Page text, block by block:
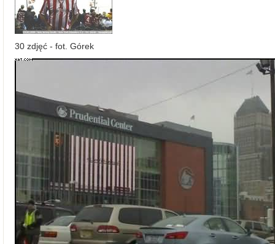
30 zdjęć - fot. Górek